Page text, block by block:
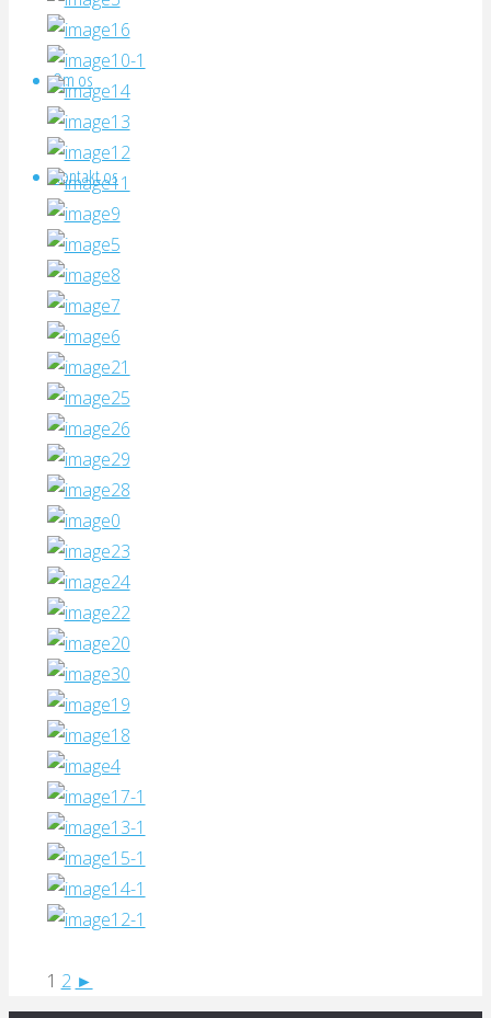
Om os
Kontakt os
1 2 ►